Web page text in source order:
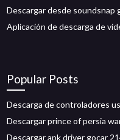
Descargar desde soundsnap
Aplicación de descarga de
Popular Posts
Descarga de controladores
Descargar prince of persia
Descargar apk driver gocar